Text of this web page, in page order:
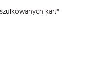
kart*